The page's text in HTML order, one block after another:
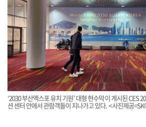
‘2030 부산엑스포 유치 기원’ 대형 현수막이 게시된 CES
션 센터 안에서 관람객들이 지나가고 있다. <사진제공